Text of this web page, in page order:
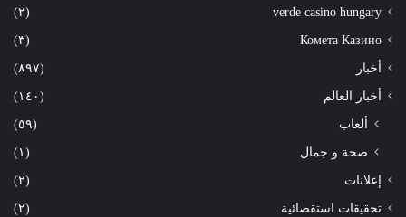
verde casino hungary (٢)
Комета Казино (٣)
أخبار (٨٩٧)
أخبار العالم (١٤٠)
ألعاب
(٥٩)
صحة و جمال
(١)
إعلانات (٢)
تحقيقات استقصائية (٢)